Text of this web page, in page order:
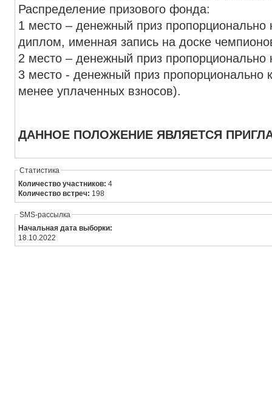
Распределение призового фонда:
1 место – денежный приз пропорционально
диплом, именная запись на доске
2 место – денежный приз пропорционально
3 место - денежный приз пропорционально
менее уплаченных взносов).
ДАННОЕ ПОЛОЖЕНИЕ ЯВЛЯЕТСЯ
Статистика
Количество участников:4
Количество встреч: 198
SMS-рассылка
Начальная дата выборки:
18.10.2022